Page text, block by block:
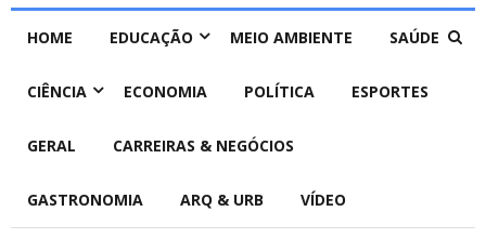
HOME EDUCAÇÃO MEIO AMBIENTE SAÚDE
CIÊNCIA ECONOMIA POLÍTICA ESPORTES
GERAL CARREIRAS & NEGÓCIOS
GASTRONOMIA ARQ & URB VÍDEO